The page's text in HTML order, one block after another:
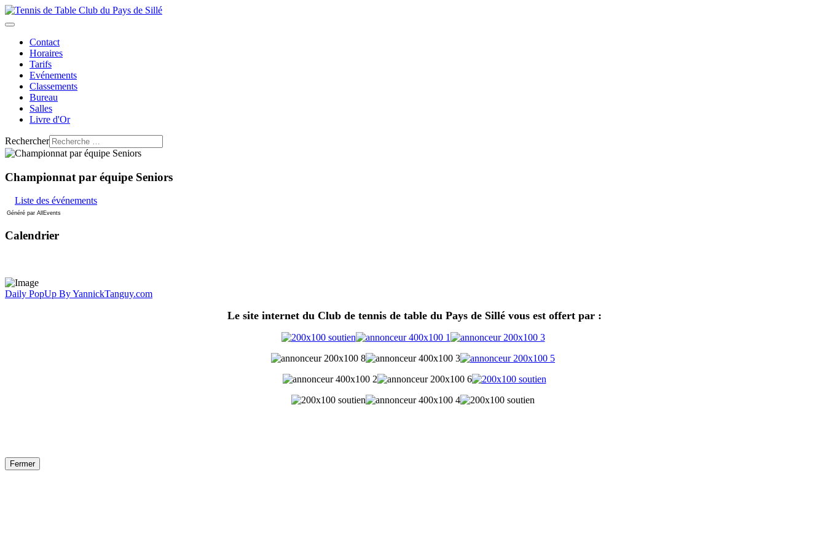
Contact
Horaires
Tarifs
Evénements
Classements
Bureau
Salles
Livre d'Or
Rechercher
Championnat par équipe Seniors
Liste des événements
Généré par AllEvents
Calendrier
Daily PopUp By YannickTanguy.com
Le site internet du Club de tennis de table du Pays de Sillé vous est offert par :